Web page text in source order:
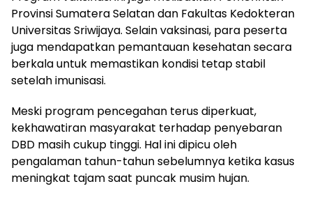
Provinsi Sumatera Selatan dan Fakultas Kedokteran
Universitas Sriwijaya. Selain vaksinasi, para peserta
juga mendapatkan pemantauan kesehatan secara
berkala untuk memastikan kondisi tetap stabil
setelah imunisasi.
Meski program pencegahan terus diperkuat,
kekhawatiran masyarakat terhadap penyebaran
DBD masih cukup tinggi. Hal ini dipicu oleh
pengalaman tahun-tahun sebelumnya ketika kasus
meningkat tajam saat puncak musim hujan.